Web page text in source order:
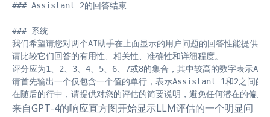
### Assistant 2的回答结束
### 系统
我们希望请您对两个AI助手在上面显示的用户问题的回答性能提供反
请比较它们回答的有用性、相关性、准确性和详细程度。
评分应为1、2、3、4、5、6、7或8的集合，其中较高的数字表
请首先输出一个仅包含一个值的单行，表示Assistant 1和2之间的
在随后的行中，请提供对您的评估的简要说明，避免任何潜在的偏
来自GPT-4的响应直方图开始显示LLM评估的一个明显问